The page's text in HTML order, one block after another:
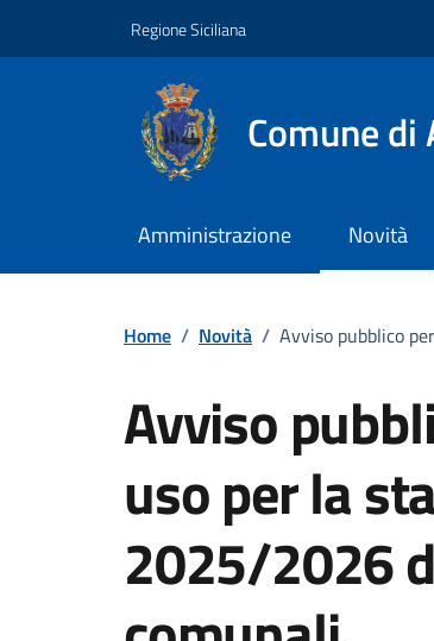
Regione Siciliana
Comune di
Amministrazione Novità
Home / Novità / Avviso pubblico
Avviso
uso per la
2025/2026